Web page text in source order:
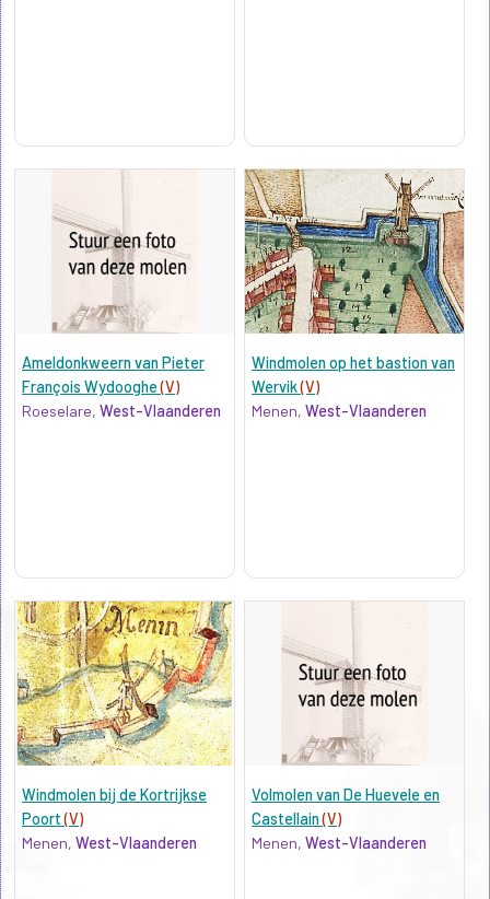
Ameldonkweern van Pieter
François Wydooghe(V)
Roeselare, West-Vlaanderen
Windmolen op het bastion van
Wervik(V)
Menen,West-Vlaanderen
Windmolen bij de Kortrijkse
Poort(V)
Menen, West-Vlaanderen
Volmolen van De Huevele en
Castellain(V)
Menen,West-Vlaanderen